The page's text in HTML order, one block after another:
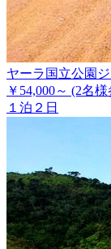
ヤーラ国立公園
￥54,000～ (2名
１泊２日